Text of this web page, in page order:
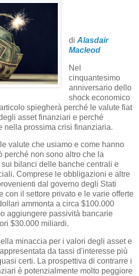
di Alasdair
Macleod
Nel
cinquantesimo
anniversario dello
shock economico
spiegherà perché le valute fiat
asset finanziari e perché
nella prossima crisi finanziaria.
valute che usiamo e come hanno
perché non sono altro che la
bilanci delle banche centrali e
Comprese le obbligazioni e altre
dal governo degli Stati
con il settore privato e le varie offerte
ammonta a circa $100.000
aggiungere passività bancarie
$30.000 miliardi.
minaccia per i valori degli asset e
da tassi d'interesse più
certi. La prospettiva di contrarre i
è potenzialmente molto peggiore